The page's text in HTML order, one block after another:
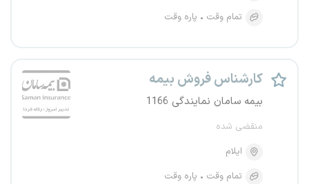
تمام وقت
پاره وقت
کارشناس فروش بیمه
بیمه سامان نمایندگی 1166
منقضی شده
ایلام
تمام وقت
پاره وقت